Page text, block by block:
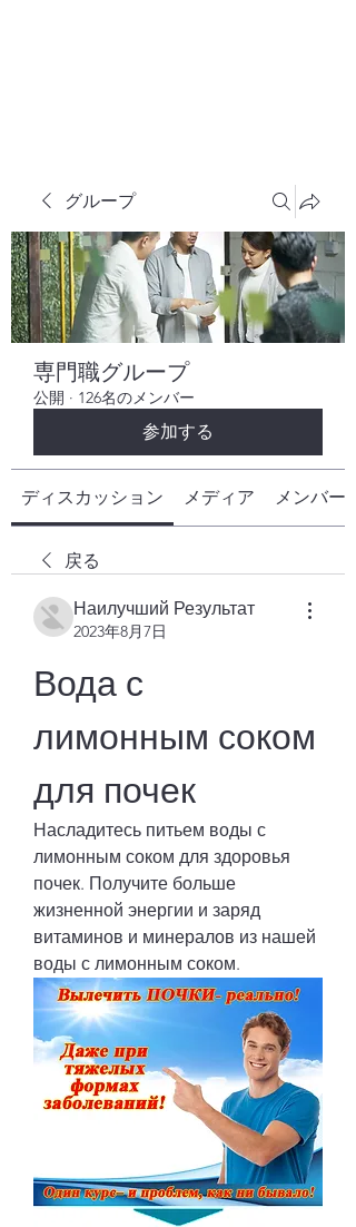
グループ
専門職グループ
公開 · 126名のメンバー
参加する
ディスカッション メディア メンバー
戻る
Наилучший Результат
2023年8月7日
Вода с
лимонным соком
для почек
Насладитесь питьем воды с
лимонным соком для здоровья
почек. Получите больше
жизненной энергии и заряд
витаминов и минералов из нашей
воды с лимонным соком.